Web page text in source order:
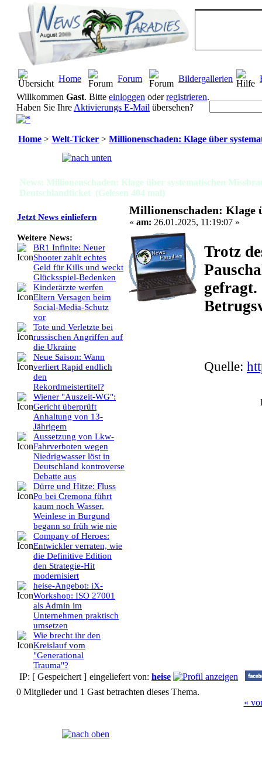
Home Forum Bildergallerien
Willkommen Gast. Bitte einloggen oderregistrieren.
Haben Sie Ihre Aktivierungs E-Mail übersehen?
Home > Welt-Ticker > Millionenschaden: Klage über
News: Millionenschaden: Klage über systematischen
Deutschlandticket (Gelesen 404 mal)
Jetzt News einliefern
Weitere News:
BR1 Infinite: Neuer
Shooter zahlt echtes
Geld für Kills und weckt
Glücksspiel-Bedenken
Kinderärzte werfen
Eltern Versagen beim
Social-Media-Schutz
vor
Tote und Verletzte bei
russischen Angriffen auf
die Ukraine
Neue Saison: Wann
verliert Rapid endlich
den
Rekordmeistertitel?
Wiener "Auszeit-WG":
Gericht überprüft
Anhaltung von 13-
Jährigem
Aussetzung von Lkw-
Fahrverboten wegen
Niedrigwasser löst in
Deutschland kontroverse
Debatte aus
Dürre und Hitze: Fluss
Po bei Cremona führt
kaum noch Wasser,
Weinlese in Burgund
begann so früh wie nie
Company of Heroes:
Entwickler verraten, wie
die Definitive Edition
den Strategie-Hit
modernisiert
heise-Angebot: iX-
Workshop: ISO 27001
als Admin im
Unternehmen praktisch
umsetzen
Wie brecht ihr den
Kreislauf vom
"Generational
Trauma"?
Millionenschaden: Klage
« am: 26.01.2025, 11:19:07 »
Trotz
gefragt.
Quelle:
IP: [ Gespeichert ] eingeliefert von: heise
0 Mitglieder und 1 Gast betrachten dieses Thema.
«